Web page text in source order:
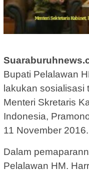
Bupati Pelalawan
lakukan sosialisasi
Menteri Skretaris
Indonesia,
11 November 2016.
Dalam
Pelalawan HM.